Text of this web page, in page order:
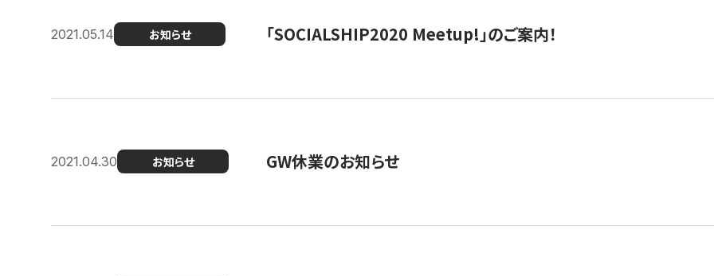
2021.05.14 お知らせ 「SOCIALSHIP2020 Meetup!」のご案内！
2021.04.30 お知らせ GW休業のお知らせ